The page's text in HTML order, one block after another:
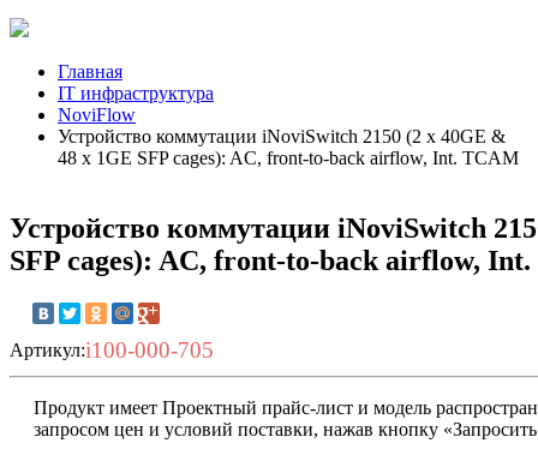
Главная
IT инфраструктура
NoviFlow
Устройство коммутации iNoviSwitch 2150 (2 x 40GE &
48 x 1GE SFP cages): AC, front-to-back airflow, Int. TCAM
Устройство коммутации iNoviSwitch
SFP cages): AC, front-to-back airflow,
Артикул:i100-000-705
Продукт имеет Проектный прайс-лист и модель
запросом цен и условий поставки, нажав кнопку